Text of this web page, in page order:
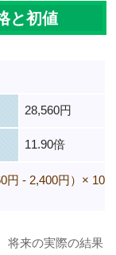
と初値
28,560円
11.90倍
円 - 2,400円）× 10
将来の実際の結果